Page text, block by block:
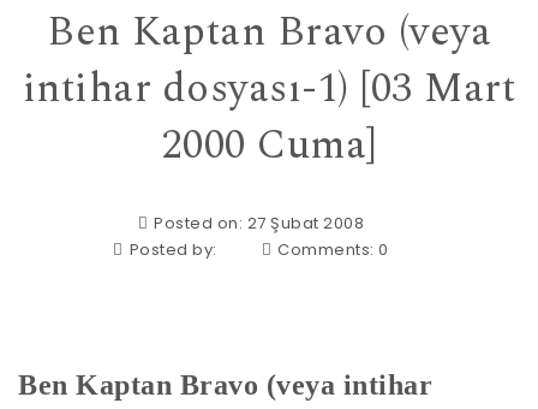
Ben Kaptan Bravo (veya
intihar dosyası-1) [03 Mart
2000 Cuma]
Posted on: 27 Şubat 2008
Posted by:
Comments:0
Ben Kaptan Bravo (veya intihar